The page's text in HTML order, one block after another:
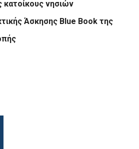
νησιών
Άσκησης Blue Book της